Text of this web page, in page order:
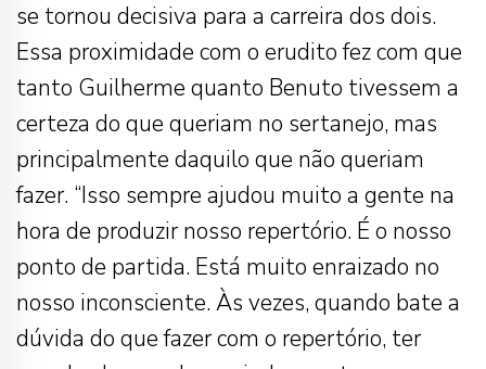
se tornou decisiva para a carreira dos dois.
Essa proximidade com o erudito fez com que
tanto Guilherme quanto Benuto tivessem a
certeza do que queriam no sertanejo, mas
principalmente daquilo que não queriam
fazer. “Isso sempre ajudou muito a gente na
hora de produzir nosso repertório. É o nosso
ponto de partida. Está muito enraizado no
nosso inconsciente. Às vezes, quando bate a
dúvida do que fazer com o repertório, ter